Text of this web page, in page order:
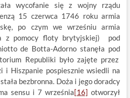
wycofanie się z wojny rządu
15 czerwca 1746 roku armia
po czym we wrześniu armia
z pomocy floty brytyjskiej) pod
de Botta-Adorno stanęła pod
Republiki było zajęte przez
i Hiszpanie pospiesznie wsiedli na
bezbronna. Doża i jego doradcy
sensu i 7 września[16] otworzył